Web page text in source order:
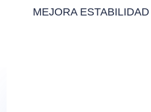
MEJORA